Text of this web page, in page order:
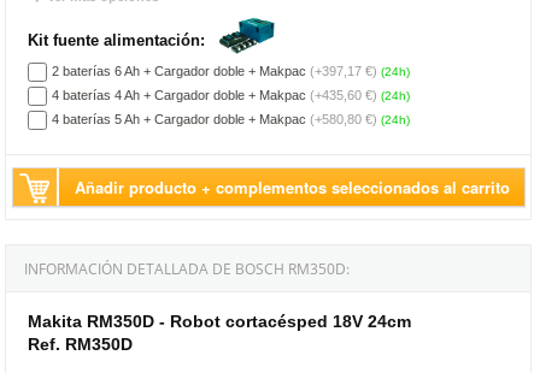
Kit fuente alimentación:
2 baterías 6 Ah + Cargador doble + Makpac (+397,17 €) (24h)
4 baterías 4 Ah + Cargador doble + Makpac (+435,60 €) (24h)
4 baterías 5 Ah + Cargador doble + Makpac (+580,80 €) (24h)
Añadir producto + complementos seleccionados al carrito
INFORMACIÓN DETALLADA DE BOSCH RM350D:
Makita RM350D - Robot cortacésped 18V 24cm
Ref. RM350D